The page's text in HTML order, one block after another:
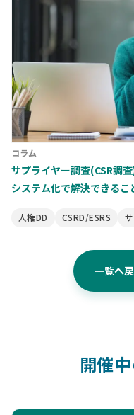
コラム
サプライヤー調査(CSR調
システム化で解決できるこ
人権DD CSRD/ESRS
一覧へ
開催